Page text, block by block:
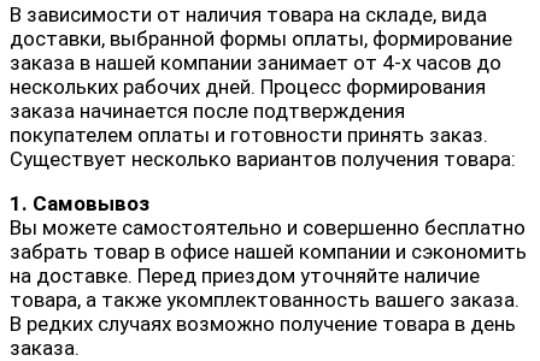
В зависимости от наличия товара на складе, вида
доставки, выбранной формы оплаты, формирование
заказа в нашей компании занимает от 4-х часов до
нескольких рабочих дней. Процесс формирования
заказа начинается после подтверждения
покупателем оплаты и готовности принять заказ.
Существует несколько вариантов получения товара:
1. Самовывоз
Вы можете самостоятельно и совершенно бесплатно
забрать товар в офисе нашей компании и сэкономить
на доставке. Перед приездом уточняйте наличие
товара, а также укомплектованность вашего заказа.
В редких случаях возможно получение товара в день
заказа.